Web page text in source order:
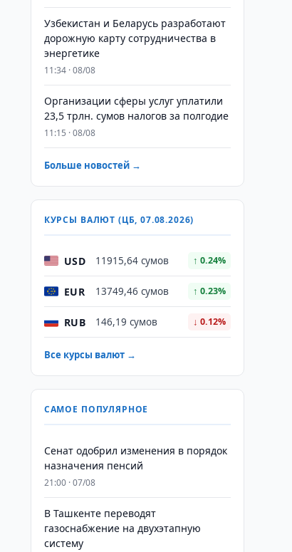
Узбекистан и Беларусь разработают
дорожную карту сотрудничества в
энергетике
11:34 · 08/08
Организации сферы услуг уплатили
23,5 трлн. сумов налогов за полгодие
11:15 · 08/08
Больше новостей →
КУРСЫ ВАЛЮТ (ЦБ, 07.08.2026)
USD 11915,64 сумов ↑ 0.24%
EUR 13749,46 сумов ↑ 0.23%
RUB 146,19 сумов ↓ 0.12%
Все курсы валют →
САМОЕ ПОПУЛЯРНОЕ
Сенат одобрил изменения в порядок
назначения пенсий
21:00 · 07/08
В Ташкенте переводят
газоснабжение на двухэтапную
систему